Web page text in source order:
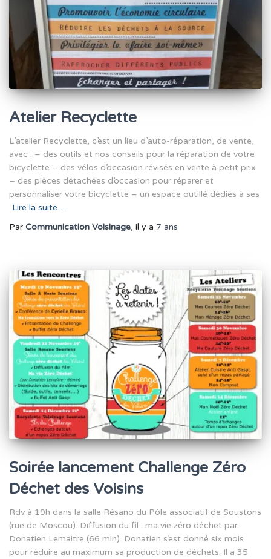
Atelier Recyclette
L’atelier Recyclette, c’est un lieu d’auto-réparation, de vente,
avec : – des outils et nos conseils pour la réparation de votre
bicyclette – des vélos d’occasion révisés en vente à petit prix
– des pièces détachées d’occasion pour réparer et
personnaliser votre bicyclette – un espace outillé dédiés à ses
Lire la suite…
Par Communication Voisinage, il y a 7 ans
Soirée lancement Challenge Zéro
Déchet des Voisins
Rdv à 19h dans la salle Résano du Pôle associatif de Soustons
(rue de Moscou). Diffusion du fil : ma vie zéro déchet par
Donatien Lemaitre (66 min). Donatien s’est donné six mois
pour réduire au maximum sa production de déchets. Il a 35